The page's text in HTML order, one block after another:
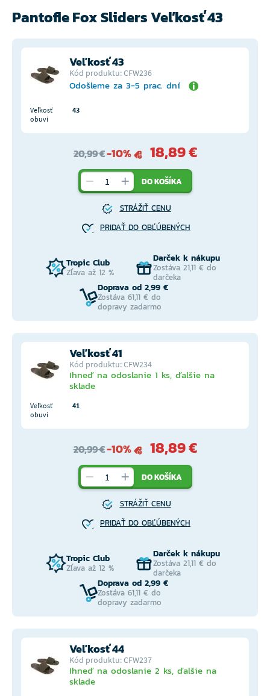
Pantofle Fox Sliders Veľkosť 43
Veľkosť 43
Kód produktu: CFW236
Odošleme za 3-5 prac. dní
Veľkosť
obuvi
43
20,99 €-10% 18,89 €
DO KOŠÍKA
STRÁŽIŤ CENU
PRIDAŤ DO OBĽÚBENÝCH
Tropic Club
Zľava až 12 %
Darček k nákupu
Zostáva 21,11 € do
darčeka
Doprava od 2,99 €
Zostáva 61,11 € do
dopravy zadarmo
Veľkosť 41
Kód produktu: CFW234
Ihneď na odoslanie 1 ks, ďalšie na
sklade
Veľkosť
obuvi
41
20,99 €-10% 18,89 €
DO KOŠÍKA
STRÁŽIŤ CENU
PRIDAŤ DO OBĽÚBENÝCH
Tropic Club
Zľava až 12 %
Darček k nákupu
Zostáva 21,11 € do
darčeka
Doprava od 2,99 €
Zostáva 61,11 € do
dopravy zadarmo
Veľkosť 44
Kód produktu: CFW237
Ihneď na odoslanie 2 ks, ďalšie na
sklade